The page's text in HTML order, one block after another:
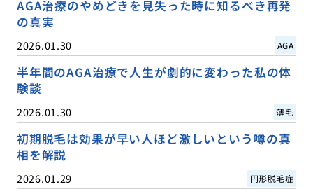
AGA治療のやめどきを見失った時に知るべき再発
の真実
2026.01.30 AGA
半年間のAGA治療で人生が劇的に変わった私の体
験談
2026.01.30 薄毛
初期脱毛は効果が早い人ほど激しいという噂の真
相を解説
2026.01.29 円形脱毛症